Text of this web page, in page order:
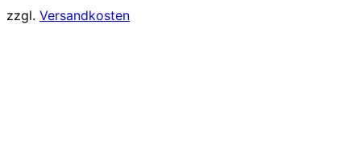
zzgl. Versandkosten